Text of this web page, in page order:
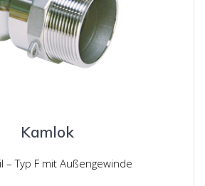
Kamlok
– Typ F mit Außengewinde